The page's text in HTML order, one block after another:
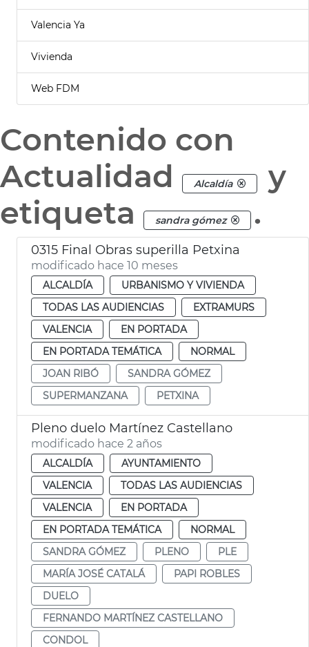
Valencia Ya
Vivienda
Web FDM
Contenido con
Actualidad
Alcaldía
y
etiqueta
sandra gómez .
0315 Final Obras superilla Petxina
modificado hace 10 meses
ALCALDÍA
URBANISMO Y VIVIENDA
TODAS LAS AUDIENCIAS
EXTRAMURS
VALENCIA
EN PORTADA
EN PORTADA TEMÁTICA
NORMAL
JOAN RIBÓ
SANDRA GÓMEZ
SUPERMANZANA
PETXINA
Pleno duelo Martínez Castellano
modificado hace 2 años
ALCALDÍA
AYUNTAMIENTO
VALENCIA
TODAS LAS AUDIENCIAS
VALENCIA
EN PORTADA
EN PORTADA TEMÁTICA
NORMAL
SANDRA GÓMEZ
PLENO
PLE
MARÍA JOSÉ CATALÁ
PAPI ROBLES
DUELO
FERNANDO MARTÍNEZ CASTELLANO
CONDOL